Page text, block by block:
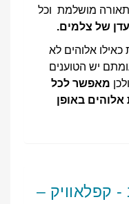
מושלמת וכל
עדן של צלמים.
אלוהים לא
יש הטוענים
מאפשר לכל
באופן
- קפלאוויק –